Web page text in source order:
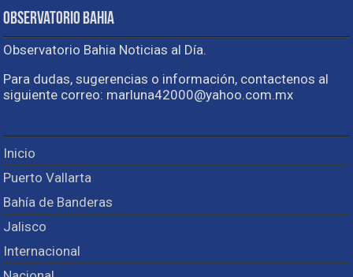
Observatorio Bahia
Observatorio Bahia Noticias al Día.
Para dudas, sugerencias o información, contactenos al
siguiente correo: marluna42000@yahoo.com.mx
Inicio
Puerto Vallarta
Bahía de Banderas
Jalisco
Internacional